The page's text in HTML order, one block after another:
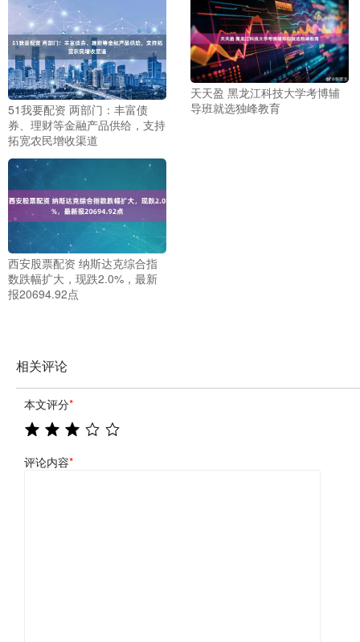
51我要配资 两部门：丰富债
券、理财等金融产品供给，支持
拓宽农民增收渠道
天天盈 黑龙江科技大学考博辅
导班就选独峰教育
西安股票配资 纳斯达克综合指
数跌幅扩大，现跌2.0%，最新
报20694.92点
相关评论
本文评分*
评论内容*